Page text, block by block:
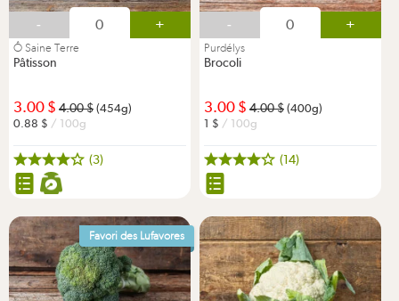
- +
Ô Saine Terre
Pâtisson
3.00 4.00
(454g)
0.88
/ 100g
(3)
- +
Purdélys
Brocoli
3.00 4.00
(400g)
1
/ 100g
(14)
Favori des Lufavores